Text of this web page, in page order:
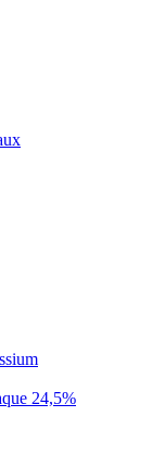
24,5%